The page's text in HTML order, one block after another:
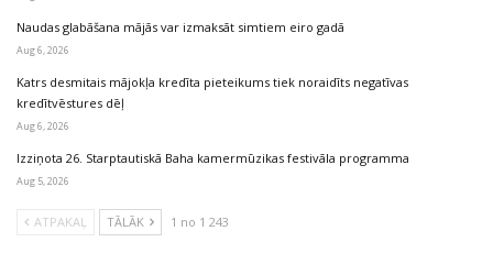
Naudas glabāšana mājās var izmaksāt simtiem eiro gadā
Aug 6, 2026
Katrs desmitais mājokļa kredīta pieteikums tiek noraidīts negatīvas
kredītvēstures dēļ
Aug 6, 2026
Izziņota 26. Starptautiskā Baha kamermūzikas festivāla programma
Aug 5, 2026
ATPAKAĻ TĀLĀK 1 no 1 243